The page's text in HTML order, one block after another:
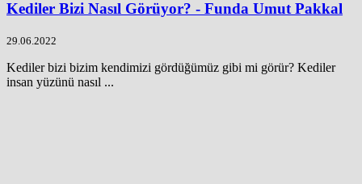
Kediler Bizi Nasıl Görüyor? - Funda Umut Pakkal
29.06.2022
Kediler bizi bizim kendimizi gördüğümüz gibi mi görür? Kediler
insan yüzünü nasıl ...